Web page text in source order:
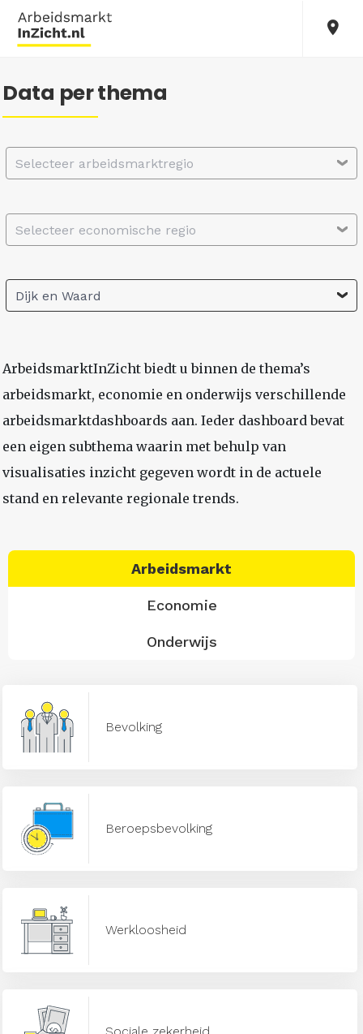
Data per thema
Selecteer arbeidsmarktregio
Selecteer economische regio
Dijk en Waard
ArbeidsmarktInZicht biedt u binnen de thema’s
arbeidsmarkt, economie en onderwijs verschillende
arbeidsmarktdashboards aan. Ieder dashboard bevat
een eigen subthema waarin met behulp van
visualisaties inzicht gegeven wordt in de actuele
stand en relevante regionale trends.
Arbeidsmarkt
Economie
Onderwijs
Bevolking
Beroepsbevolking
Werkloosheid